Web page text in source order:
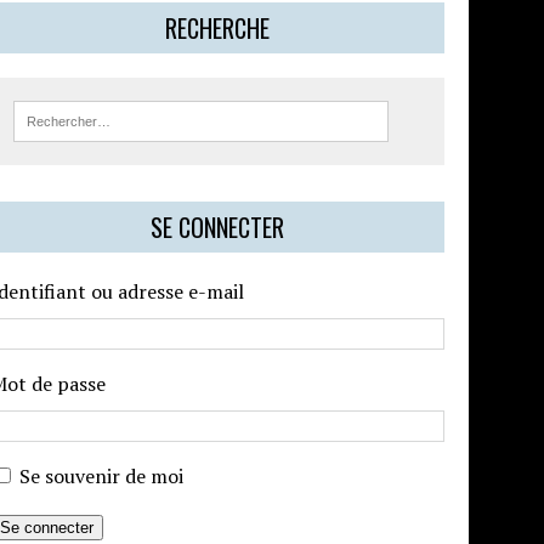
RECHERCHE
SE CONNECTER
ou adresse e-mail
de passe
Se souvenir de moi
Se connecter